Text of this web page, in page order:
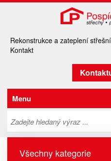
Rekonstrukce a zateplení
Kontakt
Menu
Všechny kategorie